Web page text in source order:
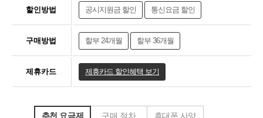
할인방법 공시지원금 할인 통신요금 할인
구매방법 할부 24개월 할부 36개월
제휴카드 제휴카드 할인혜택 보기
추천 요금제 구매 절차 휴대폰 사양